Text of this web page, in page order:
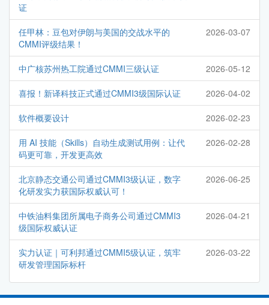
证
任甲林：豆包对伊朗与美国的交战水平的
CMMI评级结果！
2026-03-07
中广核苏州热工院通过CMMI三级认证 2026-05-12
喜报！新译科技正式通过CMMI3级国际认证 2026-04-02
软件概要设计 2026-02-23
用 AI 技能（Skills）自动生成测试用例：让代
码更可靠，开发更高效
2026-02-28
北京静态交通公司通过CMMI3级认证，数字
化研发实力获国际权威认可！
2026-06-25
中铁油料集团所属电子商务公司通过CMMI3
级国际权威认证
2026-04-21
实力认证｜可利邦通过CMMI5级认证，筑牢
研发管理国际标杆
2026-03-22